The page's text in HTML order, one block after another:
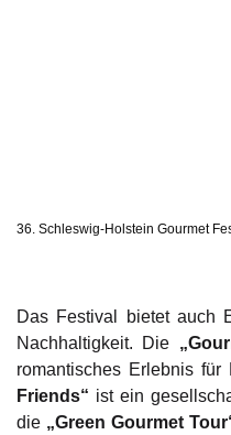
36. Schleswig-Holstein Gourmet
Das Festival bietet auch
Nachhaltigkeit. Die
romantisches Erlebnis für
Friends“ ist ein
die „Green Gourmet